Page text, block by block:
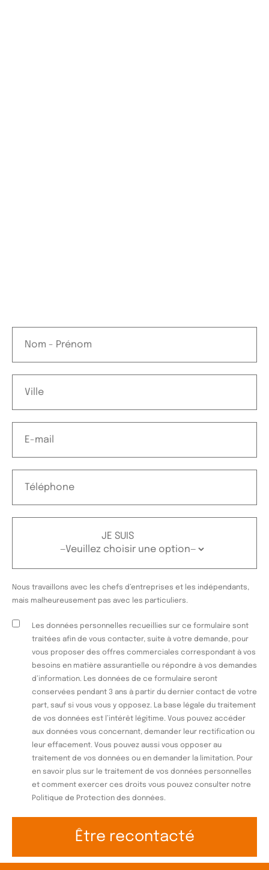
JE SUIS
Nous travaillons avec les chefs d’entreprises et les indépendants,
mais malheureusement pas avec les particuliers.
Les données personnelles recueillies sur ce formulaire sont
traitées afin de vous contacter, suite à votre demande, pour
vous proposer des offres commerciales correspondant à vos
besoins en matière assurantielle ou répondre à vos demandes
d’information. Les données de ce formulaire seront
conservées pendant 3 ans à partir du dernier contact de votre
part, sauf si vous vous y opposez. La base légale du traitement
de vos données est l’intérêt légitime. Vous pouvez accéder
aux données vous concernant, demander leur rectification ou
leur effacement. Vous pouvez aussi vous opposer au
traitement de vos données ou en demander la limitation. Pour
en savoir plus sur le traitement de vos données personnelles
et comment exercer ces droits vous pouvez consulter notre
Politique de Protection des données.